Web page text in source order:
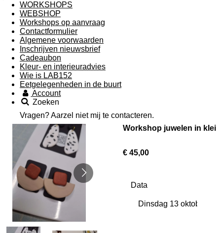
WORKSHOPS
WEBSHOP
Workshops op aanvraag
Contactformulier
Algemene voorwaarden
Inschrijven nieuwsbrief
Cadeaubon
Kleur- en interieuradvies
Wie is LAB152
Eetgelegenheden in de buurt
Account
Zoeken
Vragen? Aarzel niet mij te contacteren.
Workshop juwelen in klei
€ 45,00
Data